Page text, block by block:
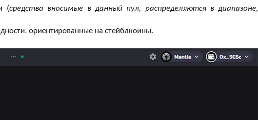
(средства вносимые в данный пул, распределяются в диапазоне,
ориентированные на стейблкоины.